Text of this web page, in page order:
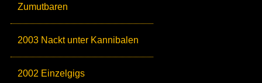
Zumutbaren
2003 Nackt unter Kannibalen
2002 Einzelgigs